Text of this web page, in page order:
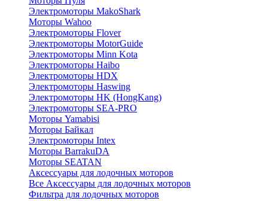
Электромоторы MakoShark
Моторы Wahoo
Электромоторы Flover
Электромоторы MotorGuide
Электромоторы Minn Kota
Электромоторы Haibo
Электромоторы HDX
Электромоторы Haswing
Электромоторы HK (HongKang)
Электромоторы SEA-PRO
Моторы Yamabisi
Моторы Байкал
Электромоторы Intex
Моторы BarrakuDA
Моторы SEATAN
Аксессуары для лодочных моторов
Все Аксессуары для лодочных моторов
Фильтра для лодочных моторов